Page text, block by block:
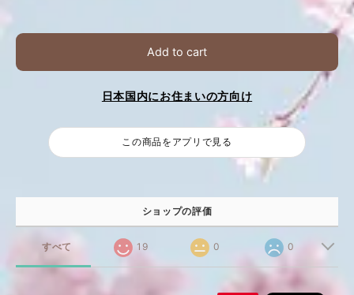
Add to cart
日本国内にお住まいの方向け
この商品をアプリで見る
ショップの評価
すべて 19 0 0